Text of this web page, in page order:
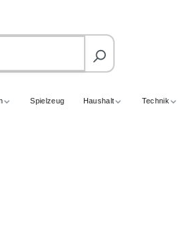
Spielzeug Haushalt Technik